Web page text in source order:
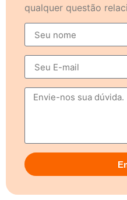
qualquer questão